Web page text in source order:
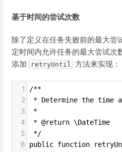
基于时间的尝试次数
除了定义在任务失败前的最大尝
定时间内允许任务的最大尝试次
添加
retryUntil 方法来实现：
1 /**
2 * Determine the time
3 *
4 * @return \DateTime
5 */
6 public function